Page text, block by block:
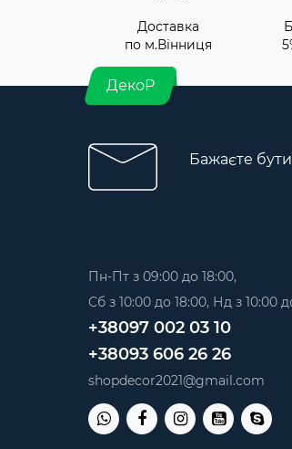
Доставка
по м.Вінниця
ДекоР
Бажаєте
Пн-Пт з 09:00 до 18:00,
Сб з 10:00 до 18:00, Нд з 10:00
+38097 002 03 10
+38093 606 26 26
shopdecor2021@gmail.com